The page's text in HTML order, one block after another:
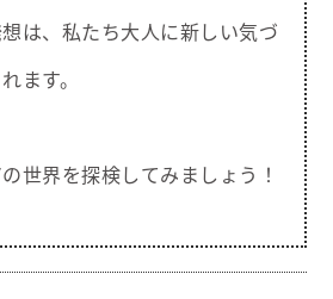
は、私たち大人に新しい気づ
ます。
世界を探検してみましょう！